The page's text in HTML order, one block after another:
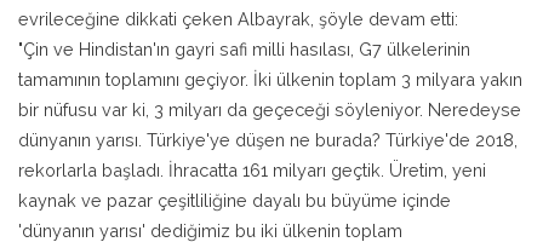
evrileceğine dikkati çeken Albayrak, şöyle devam etti:
"Çin ve Hindistan'ın gayri safi milli hasılası, G7 ülkelerinin
tamamının toplamını geçiyor. İki ülkenin toplam 3 milyara yakın
bir nüfusu var ki, 3 milyarı da geçeceği söyleniyor. Neredeyse
dünyanın yarısı. Türkiye'ye düşen ne burada? Türkiye'de 2018,
rekorlarla başladı. İhracatta 161 milyarı geçtik. Üretim, yeni
kaynak ve pazar çeşitliliğine dayalı bu büyüme içinde
'dünyanın yarısı' dediğimiz bu iki ülkenin toplam